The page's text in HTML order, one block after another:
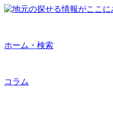
ホーム・検索
コラム